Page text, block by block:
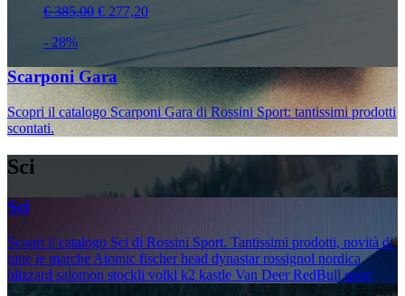
€ 385,00 € 277,20
- 28%
Scarponi Gara
Scopri il catalogo Scarponi Gara di Rossini Sport: tantissimi prodotti
scontati.
Sci
Sci
Scopri il catalogo Sci di Rossini Sport. Tantissimi prodotti, novità di
tutte le marche Atomic fischer head dynastar rossignol nordica
blizzard salomon stockli volkl k2 kastle Van Deer RedBull sport